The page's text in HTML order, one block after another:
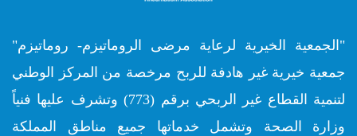
"الجمعية الخيرية لرعاية مرضى الروماتيزم- روماتيزم"
جمعية خيرية غير هادفة للربح مرخصة من المركز الوطني
لتنمية القطاع غير الربحي برقم (773) وتشرف عليها فنياً
وزارة الصحة وتشمل خدماتها جميع مناطق المملكة